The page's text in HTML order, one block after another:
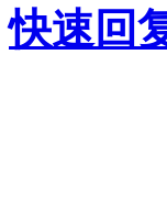
快速回